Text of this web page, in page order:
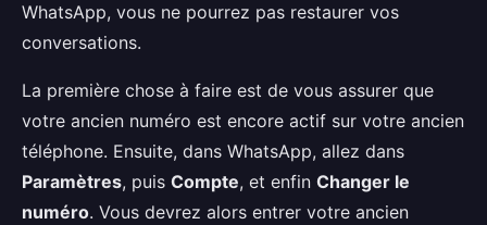
WhatsApp, vous ne pourrez pas restaurer vos
conversations.
La première chose à faire est de vous assurer que
votre ancien numéro est encore actif sur votre ancien
téléphone. Ensuite, dans WhatsApp, allez dans
Paramètres, puis Compte, et enfin Changer le
numéro. Vous devrez alors entrer votre ancien